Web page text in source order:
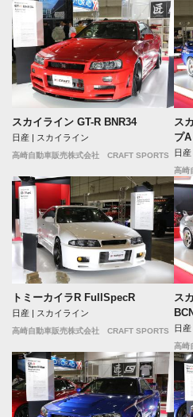
スカイライン GT-R BNR34
日産 | スカイライン
高崎自動車販売株式会社 CRAFT SPORTS
ス
プA
日
高崎
トミーカイラR FullSpecR
日産 | スカイライン
高崎自動車販売株式会社 CRAFT SPORTS
ス
日
高崎